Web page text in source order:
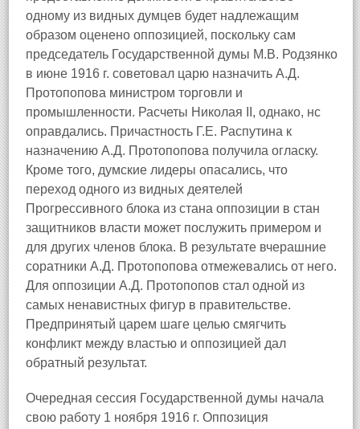
одному из видных думцев будет надлежащим
образом оценено оппозицией, поскольку сам
председатель Государственной думы М.В. Родзянко
в июне 1916 г. советовал царю назначить А.Д.
Протопопова министром торговли и
промышленности. Расчеты Николая II, однако, нс
оправдались. Причастность Г.Е. Распутина к
назначению А.Д. Протопопова получила огласку.
Кроме того, думские лидеры опасались, что
переход одного из видных деятелей
Прогрессивного блока из стана оппозиции в стан
защитников власти может послужить примером и
для других членов блока. В результате вчерашние
соратники А.Д. Протопопова отмежевались от него.
Для оппозиции А.Д. Протопопов стал одной из
самых ненавистных фигур в правительстве.
Предпринятый царем шаге целью смягчить
конфликт между властью и оппозицией дал
обратный результат.
Очередная сессия Государственной думы начала
свою работу 1 ноября 1916 г. Оппозиция